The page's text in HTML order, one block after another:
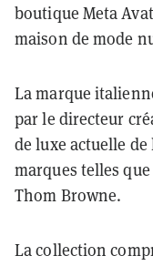
boutique Meta
maison de mode
La marque
par le directeur
de luxe actuelle
marques telles
Thom Browne.
La collection